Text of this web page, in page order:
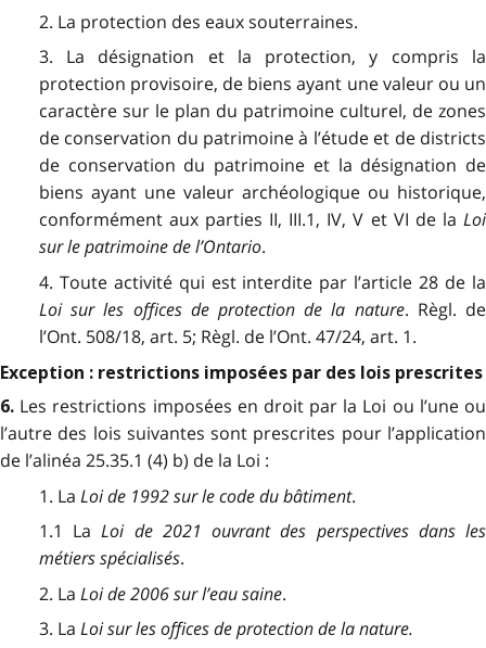
2. La protection des eaux souterraines.
3. La désignation et la protection, y compris la
protection provisoire, de biens ayant une valeur ou un
caractère sur le plan du patrimoine culturel, de zones
de conservation du patrimoine à l’étude et de districts
de conservation du patrimoine et la désignation de
biens ayant une valeur archéologique ou historique,
conformément aux parties II, III.1, IV, V et VI de la Loi
sur le patrimoine de l’Ontario.
4. Toute activité qui est interdite par l’article 28 de la
Loi sur les offices de protection de la nature. Règl. de
l’Ont. 508/18, art. 5; Règl. de l’Ont. 47/24, art. 1.
Exception : restrictions imposées par des lois prescrites
6. Les restrictions imposées en droit par la Loi ou l’une ou
l’autre des lois suivantes sont prescrites pour l’application
de l’alinéa 25.35.1 (4) b) de la Loi :
1. La Loi de 1992 sur le code du bâtiment.
1.1 LaLoi de 2021 ouvrant des perspectives dans les
métiers spécialisés.
2. La Loi de 2006 sur l’eau saine.
3. La Loi sur les offices de protection de la nature.